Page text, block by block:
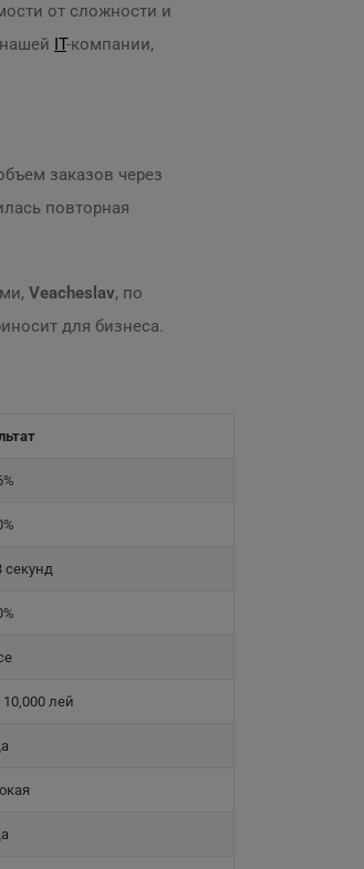
от сложности и
IT-компании,
заказов через
повторная
Veacheslav, по
для бизнеса.
секунд
10,000 лей